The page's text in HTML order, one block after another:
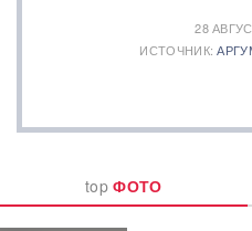
28
ИСТОЧНИК:
topФОТО